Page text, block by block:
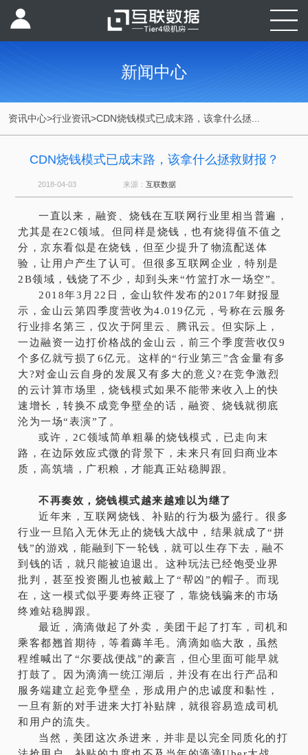
新闻中心
资讯中心>行业资讯>CDN烧钱模式已成末路，该拿什么拯...
CDN烧钱模式已成末路，该拿什么拯救财报？
2018-04-03 来源： 互联数据
一直以来，融资、烧钱在互联网行业里相当普遍，
尤其是在2C领域。但同样是烧钱，也有烧得值不值之
分，京东看似是在烧钱，但至少提升了物流配送体
验，让用户产生了认可。但很多互联网企业，特别是
2B领域，钱烧了不少，却到头来“竹篮打水一场空”。
2018年3月22日，金山软件发布的2017年财报显
示，金山云第四季度营收为4.019亿元，号称在云服务
行业排名第三，仅次于阿里云、腾讯云。但实际上，
一边融资一边打价格战的金山云，前三个季度营收仅9
个多亿就亏损了6亿元。这样的“行业第三”含金量有多
大?对金山云自身的发展又有多大的意义?在竞争激烈
的云计算市场里，烧钱模式如果不能带来收入上的快
速增长，转换不成竞争壁垒的话，融资、烧钱就彻底
沦为一场“表演”了。
或许，2C领域简单粗暴的烧钱模式，已走向末
路，在边际效应式微的背景下，未来只有回归商业本
质，高筑墙，广积粮，才能真正站稳脚跟。
不再奏效，烧钱模式越来越难以为继了
近年来，互联网烧钱、补贴的行为极为盛行。很多
行业一旦陷入无休无止的烧钱大战中，结果就成了“拼
钱”的游戏，能融到下一轮钱，就可以生存下去，融不
到钱的话，就只能被迫退出。这种玩法已经饱受业界
批判，甚至投资圈儿也被戴上了“帮凶”的帽子。而现
在，这一模式似乎要寿终正寝了，靠烧钱骗来的市场
终难站稳脚跟。
最近，滴滴做起了外卖，美团干起了打车，司机和
乘客都翘首期待，等着薅羊毛。滴滴如临大敌，虽然
程维喊出了“尔要战便战”的豪言，但心里面可能早就
打鼓了。因为滴滴一统江湖后，并没有在出行产品和
服务端建立起竞争壁垒，形成用户的忠诚度和黏性，
一旦有新的对手进来大打补贴牌，就很容易造成司机
和用户的流失。
当然，美团这次杀进来，并非是以完全同质化的打